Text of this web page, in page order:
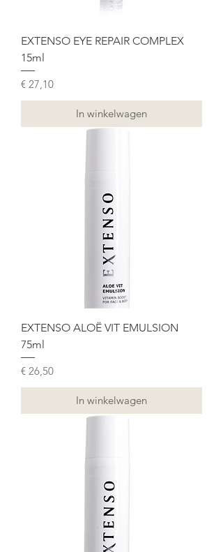
EXTENSO EYE REPAIR COMPLEX
15ml
Prijs
€ 27,10
In winkelwagen
EXTENSO ALOË VIT EMULSION
75ml
Prijs
€ 26,50
In winkelwagen